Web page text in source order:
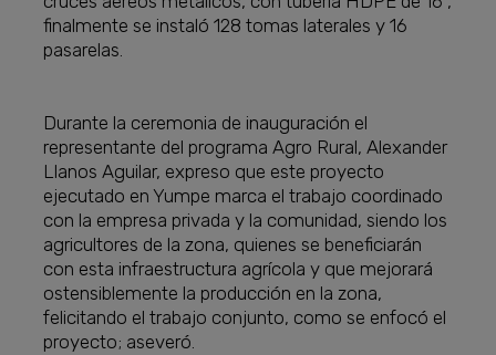
finalmente se instaló 128 tomas laterales y 16
pasarelas.
Durante la ceremonia de inauguración el
representante del programa Agro Rural, Alexander
Llanos Aguilar, expreso que este proyecto
ejecutado en Yumpe marca el trabajo coordinado
con la empresa privada y la comunidad, siendo los
agricultores de la zona, quienes se beneficiarán
con esta infraestructura agrícola y que mejorará
ostensiblemente la producción en la zona,
felicitando el trabajo conjunto, como se enfocó el
proyecto; aseveró.